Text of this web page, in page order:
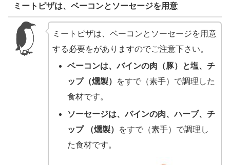
ミートピザは、ベーコンとソーセージを用意
ミートピザは、ベーコンとソーセージを用意
する必要をがありますのでご注意下さい。
ベーコンは、バインの肉（豚）と塩、チ
ップ（燻製）
をすで（素手）で調理した
食材です。
ソーセージは、バインの肉、ハーブ、チ
ップ （燻製）
をすで（素手）で調理し
た食材です。